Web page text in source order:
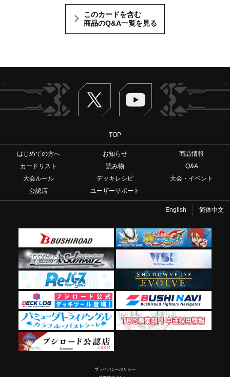
このカードを含む
商品のQ&A一覧を見る
Twitter ヴァンガードch
TOP
はじめての方へ お知らせ
商品情報
カードリスト
読み物
Q&A
大会ルール
デッキレシピ
大会・イベント
公認店
ユーザーサポート
English 简体中文
プライバシーポリシー